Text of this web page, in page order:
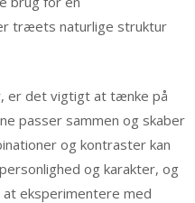
træets naturlige struktur
er det vigtigt at tænke på
passer sammen og skaber
og kontraster kan
og karakter, og
eksperimentere med